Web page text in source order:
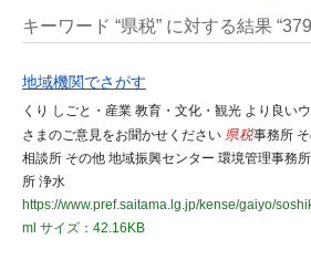
キーワード “県税” に対する結果
地域機関でさがす
くり しごと・産業 教育・文化・観光 より良い
さまのご意見をお聞かせください 県税事務所
相談所 その他 地域振興センター 環境管理事務
所 浄水
https://www.pref.saitama.lg.jp/kense/gaiyo/
ml サイズ：42.16KB